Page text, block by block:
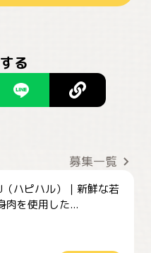
る
募集一覧
（ハピハル）｜新鮮な若
肉を使用した...